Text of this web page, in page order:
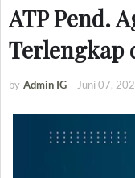
ATP Pend.
Terlengkap
by Admin IG - Juni 07,